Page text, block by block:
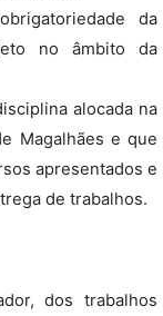
da
no âmbito da
alocada na
Magalhães e que
apresentados e
de trabalhos.
dos trabalhos